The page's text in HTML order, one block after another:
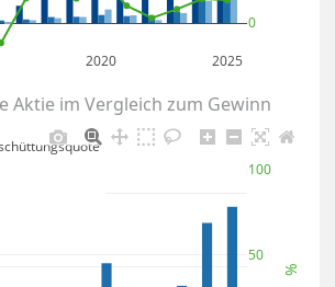
2020 2025
0
Aktie im Vergleich zum Gewinn
50
100
%